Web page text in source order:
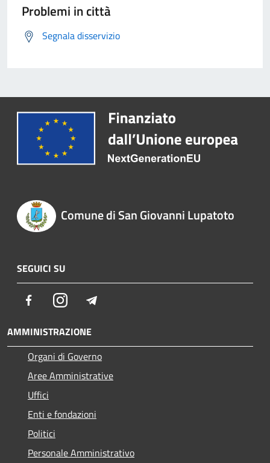
Problemi in città
Segnala disservizio
Comune di San Giovanni Lupatoto
SEGUICI SU
FacebookInstagram
AMMINISTRAZIONE
Organi di Governo
Aree Amministrative
Uffici
Enti e fondazioni
Politici
Personale Amministrativo